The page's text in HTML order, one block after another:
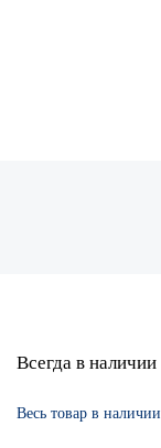
Всегда в наличии
Весь товар в